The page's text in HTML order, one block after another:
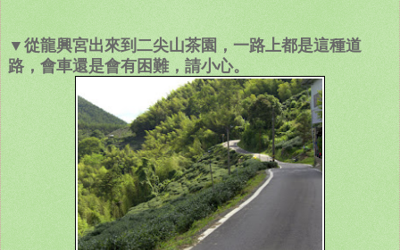
▼從龍興宮出來到二尖山茶園，一路上都是這種道
路，會車還是會有困難，請小心。